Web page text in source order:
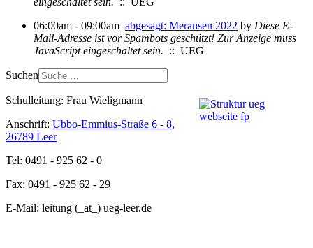
06:00am - 09:00am abgesagt: Meransen 2022 by Diese E-
Mail-Adresse ist vor Spambots geschützt! Zur Anzeige muss
JavaScript eingeschaltet sein. :: UEG
Suchen
Schulleitung: Frau Wieligmann
Anschrift: Ubbo-Emmius-Straße 6 - 8,
26789 Leer
Tel: 0491 - 925 62 - 0
Fax: 0491 - 925 62 - 29
E-Mail: leitung (_at_) ueg-leer.de